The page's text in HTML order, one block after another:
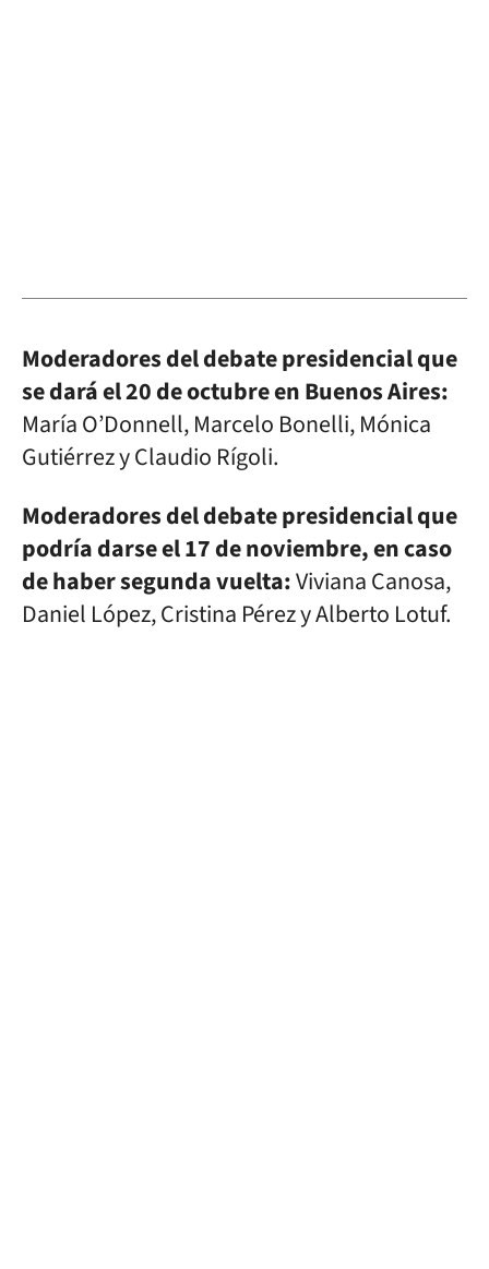
Moderadores del debate presidencial que
se dará el 20 de octubre en Buenos Aires:
María O’Donnell, Marcelo Bonelli, Mónica
Gutiérrez y Claudio Rígoli.
Moderadores del debate presidencial que
podría darse el 17 de noviembre, en caso
de haber segunda vuelta:Viviana Canosa,
Daniel López, Cristina Pérez y Alberto Lotuf.